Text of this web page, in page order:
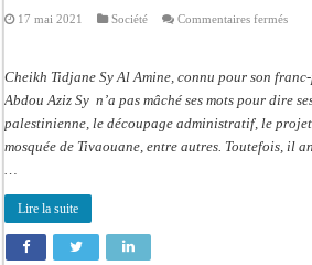
17 mai 2021 Société Commentaires ferméssur
sans
Cheikh Tidjane Sy Al Amine, connu pour son
Abdou Aziz Sy n’a pas mâché ses mots pour dire
palestinienne, le découpage administratif, le
mosquée de Tivaouane, entre autres. Toutefois, il
…
Lire la suite